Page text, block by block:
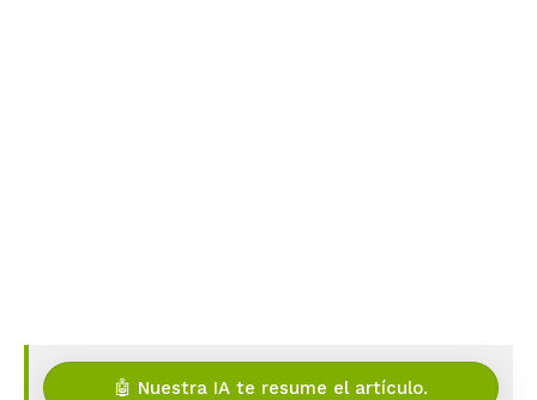
🤖 Nuestra IA te resume el artículo.